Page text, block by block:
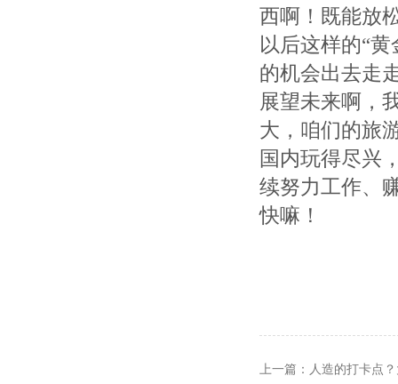
西啊！既能放
以后这样的“
的机会出去走
展望未来啊，
大，咱们的旅
国内玩得尽兴
续努力工作、
快嘛！
上一篇： 人造的打卡点